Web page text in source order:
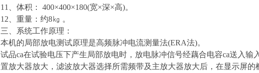
11、体积：
400×400×180(宽×深×高)。
12、重量：约8㎏ 。
三、系统工作原理：
本机的局部放电测试原理是高频脉冲电流测量法(ERA法)。
试品ca在试验电压下产生局部放电时，放电脉冲信号经藕合电容ca送入
置放大器放大，滤波放大器选择所需频带及主放大器放大后，在显示屏